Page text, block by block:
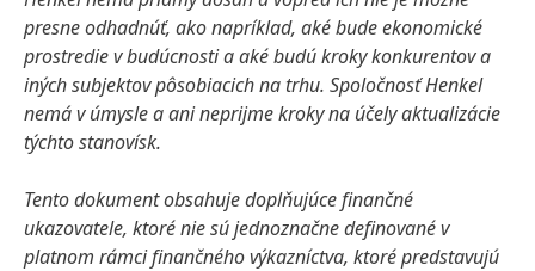
presne odhadnúť, ako napríklad, aké bude ekonomické
prostredie v budúcnosti a aké budú kroky konkurentov a
iných subjektov pôsobiacich na trhu. Spoločnosť Henkel
nemá v úmysle a ani neprijme kroky na účely aktualizácie
týchto stanovísk.
Tento dokument obsahuje doplňujúce finančné
ukazovatele, ktoré nie sú jednoznačne definované v
platnom rámci finančného výkazníctva, ktoré predstavujú